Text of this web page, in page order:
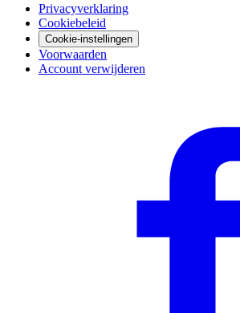
Privacyverklaring
Cookiebeleid
Cookie-instellingen
Voorwaarden
Account verwijderen